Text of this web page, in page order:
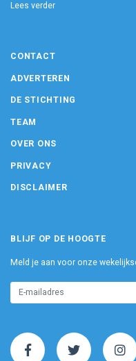
Lees verder
CONTACT
ADVERTEREN
DE STICHTING
TEAM
OVER ONS
PRIVACY
DISCLAIMER
BLIJF OP DE HOOGTE
Meld je aan voor onze